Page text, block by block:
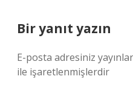
Bir yanıt yazın
E-posta adresiniz
ile işaretlenmişlerdir